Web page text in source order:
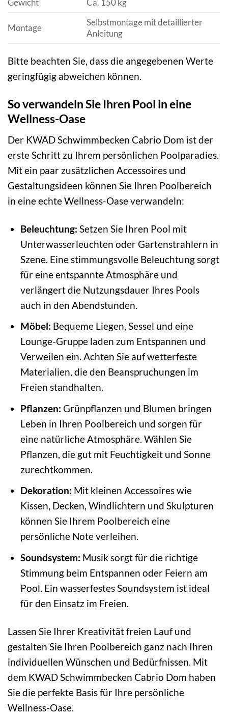
Gewicht
Ca. 150 kg
Montage
Selbstmontage mit detaillierter
Anleitung
Bitte beachten Sie, dass die angegebenen Werte
geringfügig abweichen können.
So verwandeln Sie Ihren Pool in eine
Wellness-Oase
Der KWAD Schwimmbecken Cabrio Dom ist der
erste Schritt zu Ihrem persönlichen Poolparadies.
Mit ein paar zusätzlichen Accessoires und
Gestaltungsideen können Sie Ihren Poolbereich
in eine echte Wellness-Oase verwandeln:
Beleuchtung: Setzen Sie Ihren Pool mit
Unterwasserleuchten oder Gartenstrahlern in
Szene. Eine stimmungsvolle Beleuchtung sorgt
für eine entspannte Atmosphäre und
verlängert die Nutzungsdauer Ihres Pools
auch in den Abendstunden.
Möbel: Bequeme Liegen, Sessel und eine
Lounge-Gruppe laden zum Entspannen und
Verweilen ein. Achten Sie auf wetterfeste
Materialien, die den Beanspruchungen im
Freien standhalten.
Pflanzen: Grünpflanzen und Blumen bringen
Leben in Ihren Poolbereich und sorgen für
eine natürliche Atmosphäre. Wählen Sie
Pflanzen, die gut mit Feuchtigkeit und Sonne
zurechtkommen.
Dekoration: Mit kleinen Accessoires wie
Kissen, Decken, Windlichtern und Skulpturen
können Sie Ihrem Poolbereich eine
persönliche Note verleihen.
Soundsystem: Musik sorgt für die richtige
Stimmung beim Entspannen oder Feiern am
Pool. Ein wasserfestes Soundsystem ist ideal
für den Einsatz im Freien.
Lassen Sie Ihrer Kreativität freien Lauf und
gestalten Sie Ihren Poolbereich ganz nach Ihren
individuellen Wünschen und Bedürfnissen. Mit
dem KWAD Schwimmbecken Cabrio Dom haben
Sie die perfekte Basis für Ihre persönliche
Wellness-Oase.